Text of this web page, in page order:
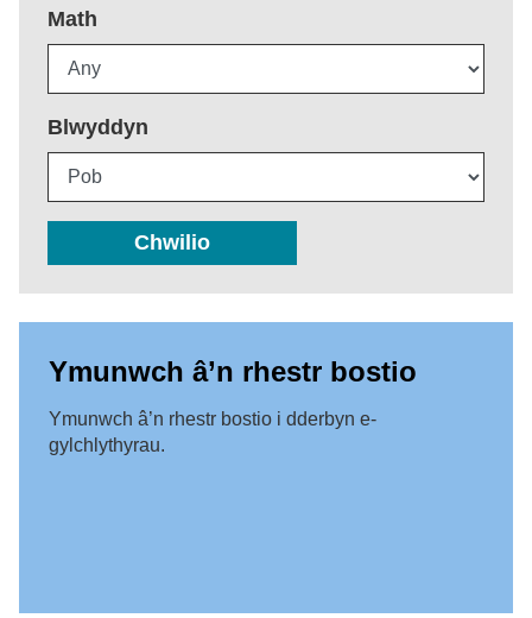
Math
Blwyddyn
Chwilio
Ymunwch â’n rhestr bostio
Ymunwch â’n rhestr bostio i dderbyn e-
gylchlythyrau.